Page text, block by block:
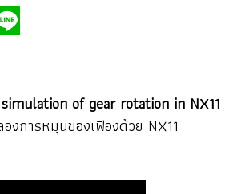
of gear rotation in NX11
งการหมุนของเฟืองด้วย NX11